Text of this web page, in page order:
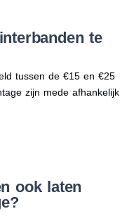
te
tussen de €15 en €25
zijn mede afhankelijk
ook laten